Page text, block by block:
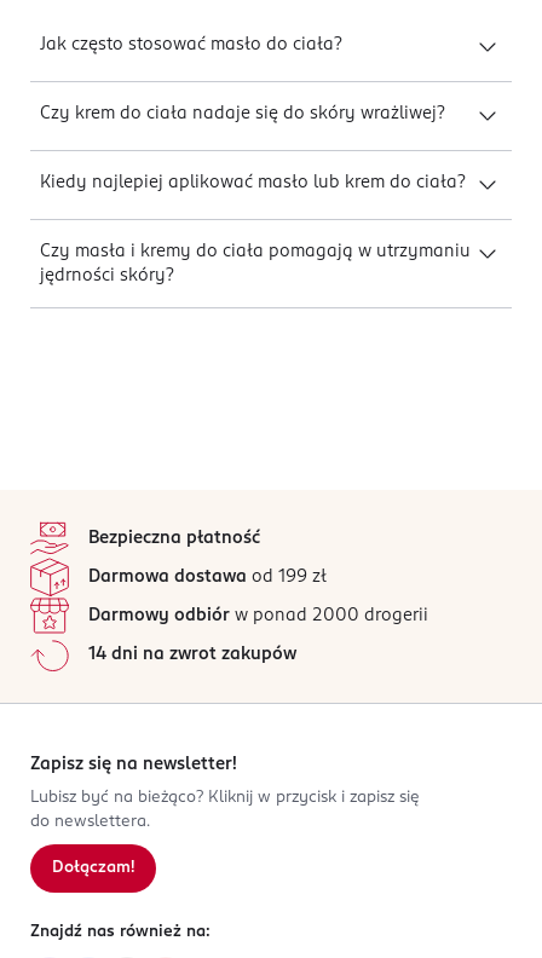
Jak często stosować masło do ciała?
Czy krem do ciała nadaje się do skóry wrażliwej?
Kiedy najlepiej aplikować masło lub krem do ciała?
Czy masła i kremy do ciała pomagają w utrzymaniu
jędrności skóry?
Bezpieczna płatność
Darmowa dostawa od 199 zł
Darmowy odbiór w ponad 2000 drogerii
14 dni na zwrot zakupów
Zapisz się na newsletter!
Lubisz być na bieżąco? Kliknij w przycisk i zapisz się
do newslettera.
Dołączam!
Znajdź nas również na: